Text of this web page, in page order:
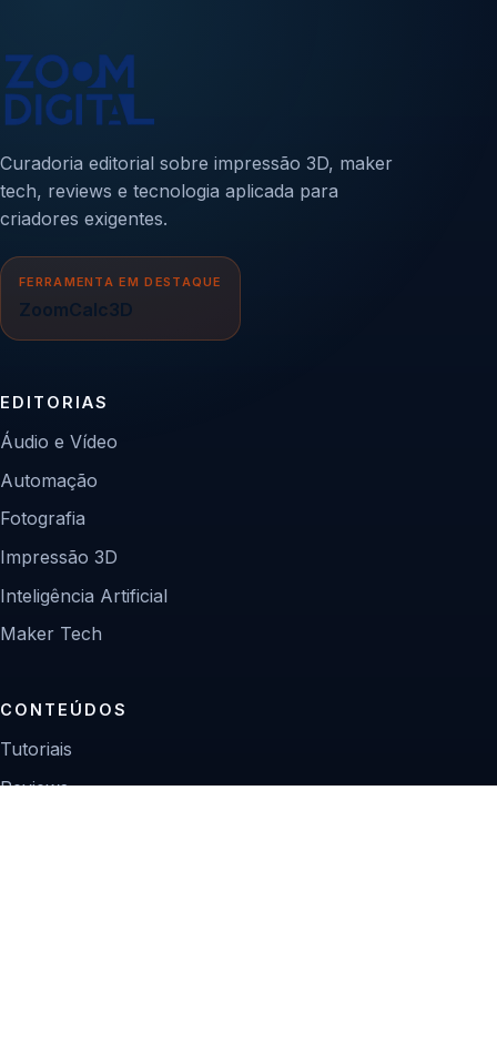
Curadoria editorial sobre impressão 3D, maker
tech, reviews e tecnologia aplicada para
criadores exigentes.
FERRAMENTA EM DESTAQUE
ZoomCalc3D
EDITORIAS
Áudio e Vídeo
Automação
Fotografia
Impressão 3D
Inteligência Artificial
Maker Tech
CONTEÚDOS
Tutoriais
Reviews